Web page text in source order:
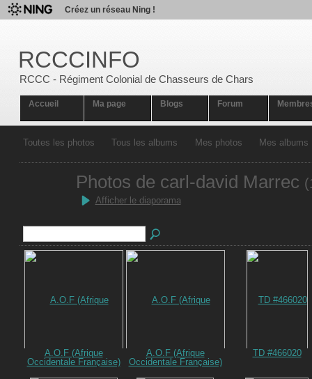
Créez un réseau Ning !
RCCCINFO
RCCC - Régiment Colonial de Chasseurs de Chars
Accueil Ma page Blogs Forum
Toutes les photos Tous les albums Mes photos Mes albums
Photos de carl-david Marrec
Afficher le diaporama
A.O.F (Afrique
Occidentale Française)
A.O.F (Afrique
Occidentale Française)
TD #466020